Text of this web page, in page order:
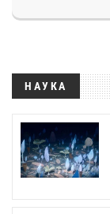
НАУКА